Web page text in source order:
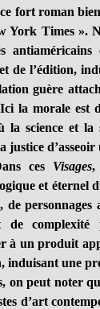
fort roman
York Times ».
de l’édition,
guère
la morale est
la science et
justice
ces Visages,
et éternel
de personnages
de complexité
à un produit
induisant une
peut noter
d’art